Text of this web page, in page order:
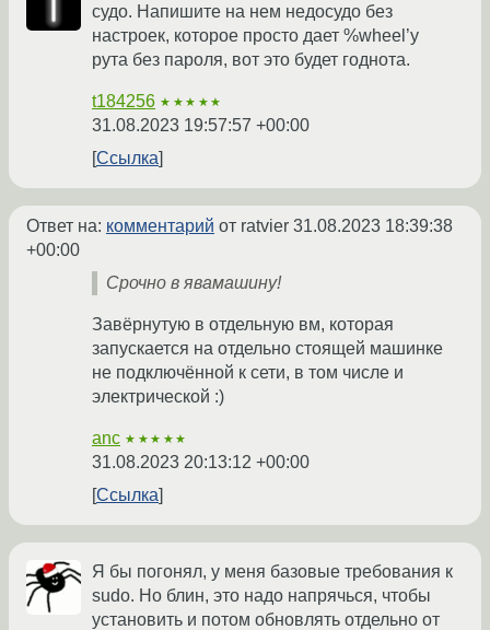
судо. Напишите на нем недосудо без
настроек, которое просто дает %wheel’у
рута без пароля, вот это будет годнота.
t184256 ★★★★★
31.08.2023 19:57:57 +00:00
Ссылка
Ответ на: комментарий от ratvier 31.08.2023 18:39:38
+00:00
Срочно в явамашину!
Завёрнутую в отдельную вм, которая
запускается на отдельно стоящей машинке
не подключённой к сети, в том числе и
электрической :)
anc ★★★★★
31.08.2023 20:13:12 +00:00
Ссылка
Я бы погонял, у меня базовые требования к
sudo. Но блин, это надо напрячься, чтобы
установить и потом обновлять отдельно от